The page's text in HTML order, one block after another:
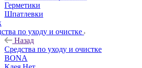
Герметики
Шпатлевки
по уходу и очистке
Назад
Средства по уходу и очистке
BONA